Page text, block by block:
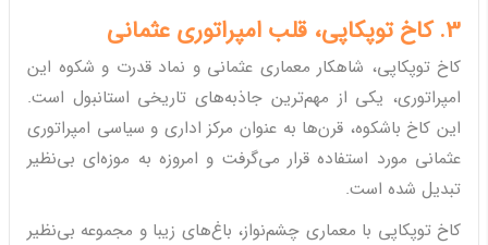
3. کاخ توپکاپی، قلب امپراتوری عثمانی
کاخ توپکاپی، شاهکار معماری عثمانی و نماد قدرت و شکوه این
امپراتوری، یکی از مهم‌ترین جاذبه‌های تاریخی استانبول است.
این کاخ باشکوه، قرن‌ها به عنوان مرکز اداری و سیاسی امپراتوری
عثمانی مورد استفاده قرار می‌گرفت و امروزه به موزه‌ای بی‌نظیر
تبدیل شده است.
کاخ توپکاپی با معماری چشم‌نواز، باغ‌های زیبا و مجموعه بی‌نظیر